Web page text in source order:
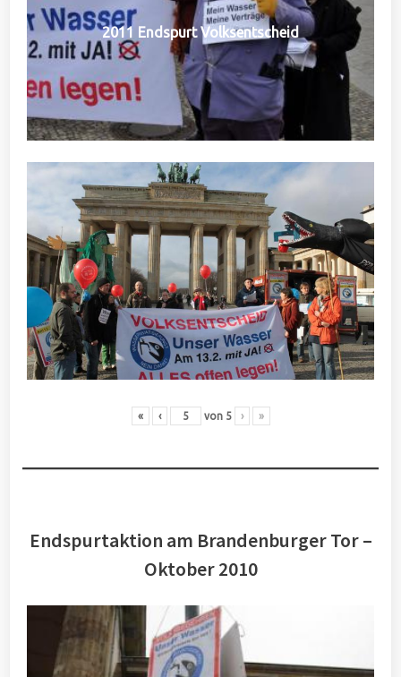
2011 Endspurt Volksentscheid
« ‹ von 5 › »
Endspurtaktion am Brandenburger Tor –
Oktober 2010